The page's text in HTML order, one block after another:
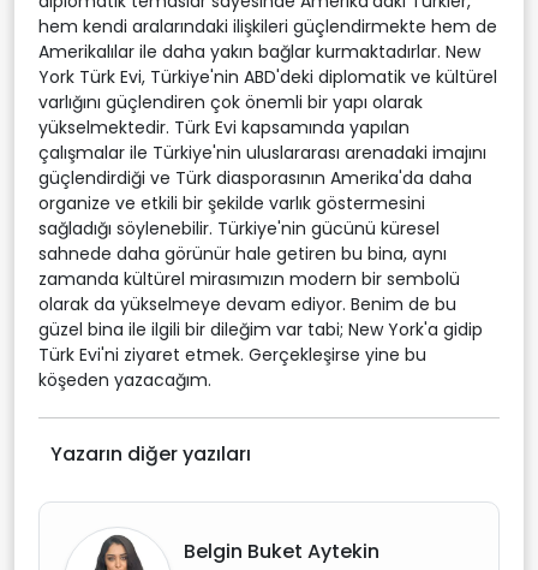
hem kendi aralarındaki ilişkileri güçlendirmekte hem de
Amerikalılar ile daha yakın bağlar kurmaktadırlar. New
York Türk Evi, Türkiye'nin ABD'deki diplomatik ve kültürel
varlığını güçlendiren çok önemli bir yapı olarak
yükselmektedir. Türk Evi kapsamında yapılan
çalışmalar ile Türkiye'nin uluslararası arenadaki imajını
güçlendirdiği ve Türk diasporasının Amerika'da daha
organize ve etkili bir şekilde varlık göstermesini
sağladığı söylenebilir. Türkiye'nin gücünü küresel
sahnede daha görünür hale getiren bu bina, aynı
zamanda kültürel mirasımızın modern bir sembolü
olarak da yükselmeye devam ediyor. Benim de bu
güzel bina ile ilgili bir dileğim var tabi; New York'a gidip
Türk Evi'ni ziyaret etmek. Gerçekleşirse yine bu
köşeden yazacağım.
Yazarın diğer yazıları
Belgin Buket Aytekin